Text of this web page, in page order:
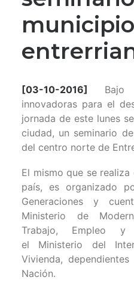
[03-10-2016]
Bajo
innovadoras para el
jornada de este lunes
ciudad, un seminario
del centro norte de
El mismo que se
país, es organizado
Generaciones y
Ministerio de
Trabajo, Empleo
el Ministerio del
Vivienda,
Nación.